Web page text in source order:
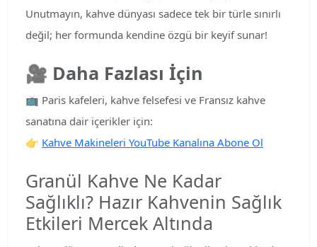
Unutmayın, kahve dünyası sadece tek bir türle sınırlı
değil; her formunda kendine özgü bir keyif sunar!
🎥 Daha Fazlası İçin
📺 Paris kafeleri, kahve felsefesi ve Fransız kahve
sanatına dair içerikler için:
👉 Kahve Makineleri YouTube Kanalına Abone Ol
Granül Kahve Ne Kadar
Sağlıklı? Hazır Kahvenin Sağlık
Etkileri Mercek Altında